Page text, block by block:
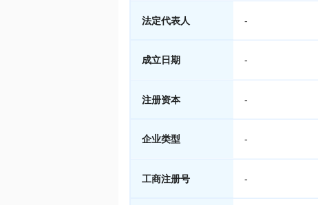
法定代表人 -
成立日期 -
注册资本 -
企业类型 -
工商注册号 -